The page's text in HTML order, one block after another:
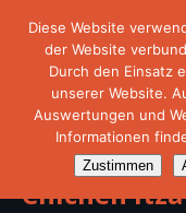
Chichén Itzá
Diese Website
der Website
Durch den Einsatz
unserer Website.
Auswertungen und
Informationen
Zustimmen